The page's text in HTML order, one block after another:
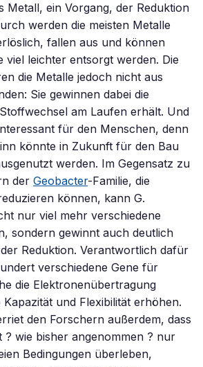
Metall, ein Vorgang, der Reduktion
werden die meisten Metalle
fallen aus und können
viel leichter entsorgt werden. Die
die Metalle jedoch nicht aus
Sie gewinnen dabei die
am Laufen erhält. Und
für den Menschen, denn
könnte in Zukunft für den Bau
werden. Im Gegensatz zu
der Geobacter-Familie, die
können, kann G.
nur viel mehr verschiedene
sondern gewinnt auch deutlich
Reduktion. Verantwortlich dafür
verschiedene Gene für
die Elektronenübertragung
und Flexibilität erhöhen.
den Forschern außerdem, dass
? wie bisher angenommen ? nur
Bedingungen überleben,